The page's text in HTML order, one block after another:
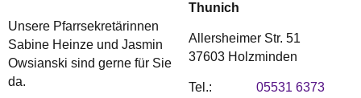
Unsere Pfarrsekretärinnen
Sabine Heinze und Jasmin
Owsianski sind gerne für Sie
da.
Thunich
Allersheimer Str. 51
37603 Holzminden
Tel.:
05531 6373